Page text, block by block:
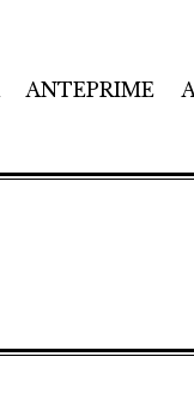
ANTEPRIME